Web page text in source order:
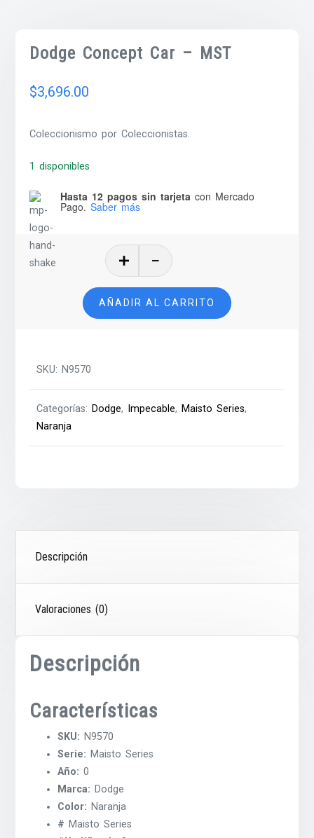
Dodge Concept Car – MST
$3,696.00
Coleccionismo por Coleccionistas.
1 disponibles
Hasta 12 pagos sin tarjeta con Mercado
Pago. Saber más
Car
-
MST
AÑADIR AL CARRITO
SKU: N9570
Categorías: Dodge, Impecable, Maisto Series,
Naranja
Descripción
Valoraciones (0)
Descripción
Características
SKU: N9570
Serie: Maisto Series
Año: 0
Marca: Dodge
Color: Naranja
# Maisto Series